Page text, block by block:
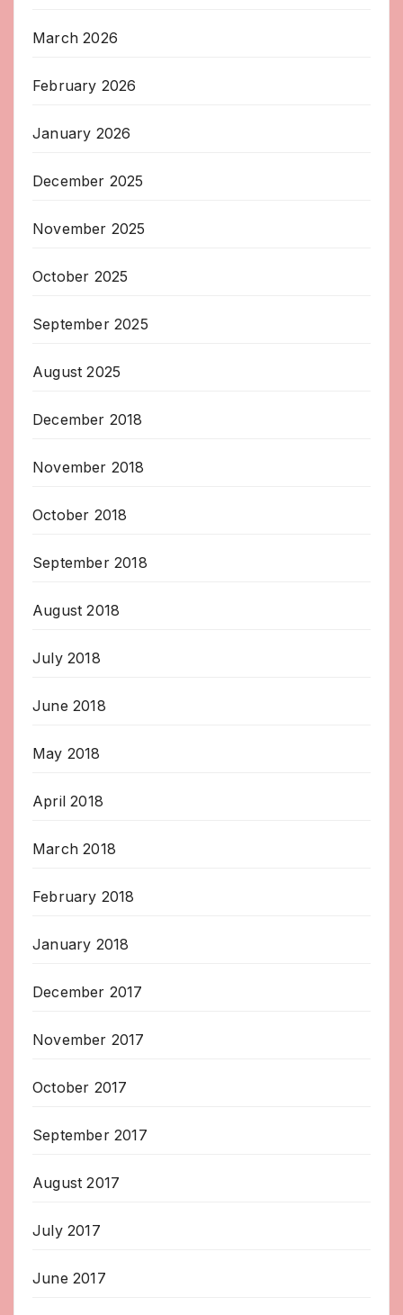
March 2026
February 2026
January 2026
December 2025
November 2025
October 2025
September 2025
August 2025
December 2018
November 2018
October 2018
September 2018
August 2018
July 2018
June 2018
May 2018
April 2018
March 2018
February 2018
January 2018
December 2017
November 2017
October 2017
September 2017
August 2017
July 2017
June 2017